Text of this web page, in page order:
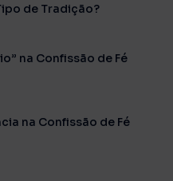
de Tradição?
na Confissão de Fé
na Confissão de Fé